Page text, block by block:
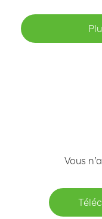
Vous